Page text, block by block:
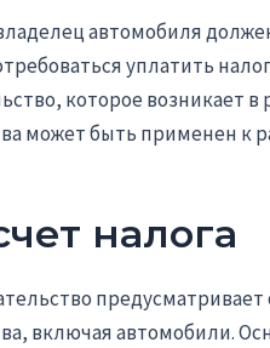
автомобиля
уплатить
которое возникает
может быть применен к
налога
включая автомобили.